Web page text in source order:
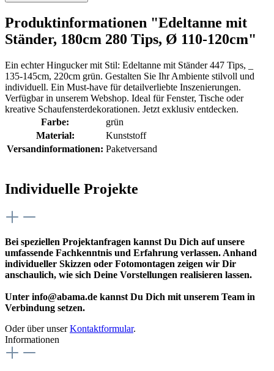
Produktinformationen "Edeltanne mit
Ständer, 180cm 280 Tips, Ø 110-120cm"
Ein echter Hingucker mit Stil: Edeltanne mit Ständer 447 Tips, _
135-145cm, 220cm grün. Gestalten Sie Ihr Ambiente stilvoll und
individuell. Ein Must-have für detailverliebte Inszenierungen.
Verfügbar in unserem Webshop. Ideal für Fenster, Tische oder
kreative Schaufensterdekorationen. Jetzt exklusiv entdecken.
Farbe:
grün
Material:
Kunststoff
Versandinformationen: Paketversand
Individuelle Projekte
Bei speziellen Projektanfragen kannst Du Dich auf unsere
umfassende Fachkenntnis und Erfahrung verlassen. Anhand
individueller Skizzen oder Fotomontagen zeigen wir Dir
anschaulich, wie sich Deine Vorstellungen realisieren lassen.
Unter info@abama.de kannst Du Dich mit unserem Team in
Verbindung setzen.
Oder über unserKontaktformular.
Informationen